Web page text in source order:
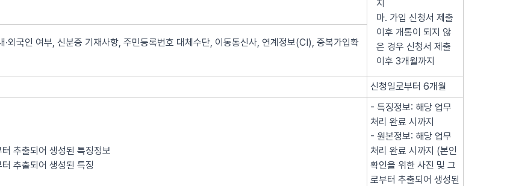
지
마. 가입 신청서 제출
이후 개통이 되지 않
은 경우 신청서 제출
이후 3개월까지
외국인 여부, 신분증 기재사항, 주민등록번호 대체수단, 이동통신사, 연계정보(CI), 중복가입확
신청일로부터 6개월
추출되어 생성된 특징정보
추출되어 생성된 특징
- 특징정보: 해당 업무
처리 완료 시까지
- 원본정보: 해당 업무
처리 완료 시까지 (본인
확인을 위한 사진 및 그
로부터 추출되어 생성된